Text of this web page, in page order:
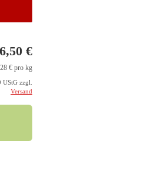
€
€ pro kg
zzgl.
Versand